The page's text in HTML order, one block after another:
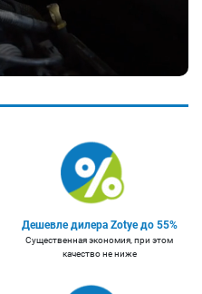
Дешевле дилера Zotye до 55%
Существенная экономия, при этом
качество не ниже